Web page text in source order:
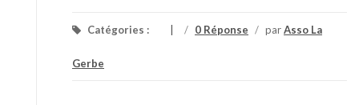
Catégories : / 0 Réponse / parAsso La
Gerbe